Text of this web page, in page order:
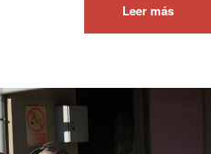
Leer más